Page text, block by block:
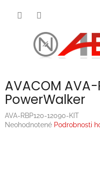
AVACOM AVA-
PowerWalker
AVA-RBP120-12090-KIT
Priemerné
Neohodnotené Podrobnosti